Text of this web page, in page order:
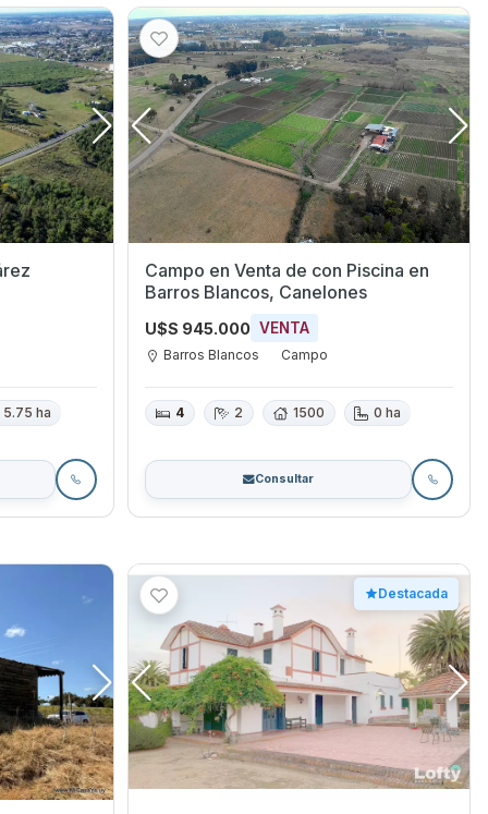
5.75 ha
Campo en Venta de con Piscina en
Barros Blancos, Canelones
U$S 945.000 VENTA
Barros Blancos Campo
4 2 1500 0 ha
Consultar
Destacada